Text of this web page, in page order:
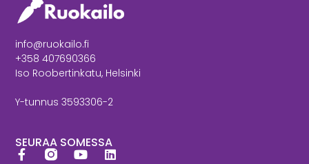
info@ruokailo.fi
+358 407690366
Iso Roobertinkatu, Helsinki
Y-tunnus 3593306-2
SEURAA SOMESSA